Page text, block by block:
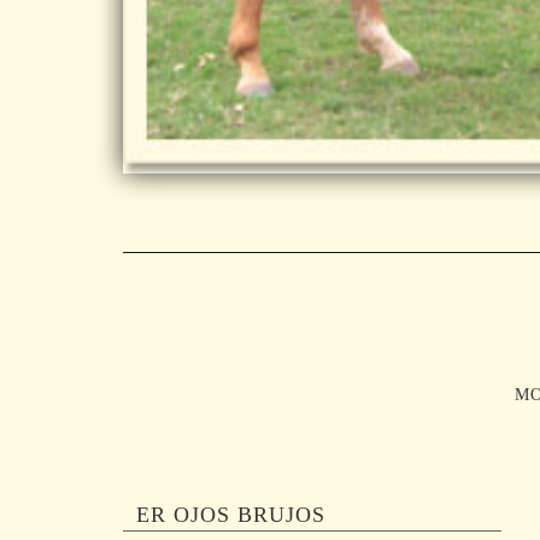
ER OJOS BRUJOS